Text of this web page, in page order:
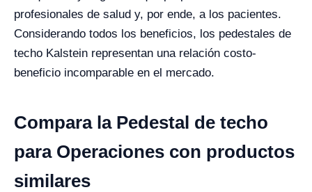
profesionales de salud y, por ende, a los pacientes.
Considerando todos los beneficios, los pedestales de
techo Kalstein representan una relación costo-
beneficio incomparable en el mercado.
Compara la Pedestal de techo
para Operaciones con productos
similares